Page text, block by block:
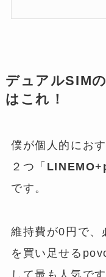
デュアルSIM
はこれ！
僕が個人的にお
２つ「 LINEMO+
です。
維持費が0円で、
を買い足せる